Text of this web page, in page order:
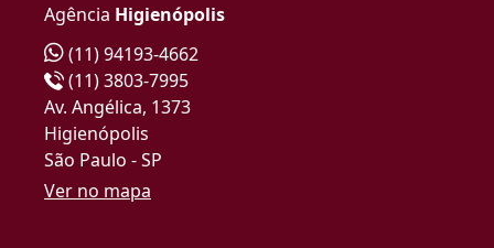
Agência Higienópolis
(11) 94193-4662
(11) 3803-7995
Av. Angélica, 1373
Higienópolis
São Paulo - SP
Ver no mapa